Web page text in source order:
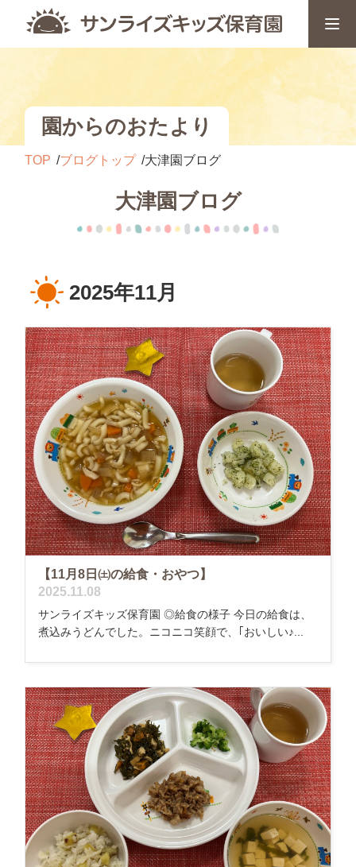
園からのおたより
TOP ブログトップ 大津園ブログ
大津園ブログ
2025年11月
【11月8日㈯の給食・おやつ】
2025.11.08
サンライズキッズ保育園 ◎給食の様子 今日の給食は、
煮込みうどんでした。ニコニコ笑顔で、｢おいしい♪...